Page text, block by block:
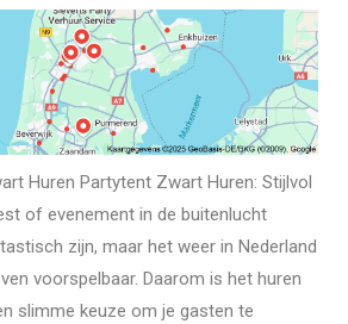
Huren Partytent Zwart Huren: Stijlvol
of evenement in de buitenlucht
zijn, maar het weer in Nederland
voorspelbaar. Daarom is het huren
slimme keuze om je gasten te